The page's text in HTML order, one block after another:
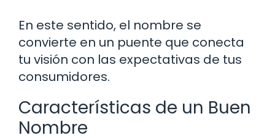
En este sentido, el nombre se
convierte en un puente que conecta
tu visión con las expectativas de tus
consumidores.
Características de un Buen
Nombre